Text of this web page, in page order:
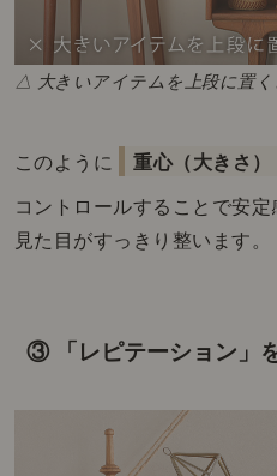
△ 大きいアイテムを上段に置
このように 重心（大きさ）
コントロールすることで安定
見た目がすっきり整います。
③ 「レピテーション」